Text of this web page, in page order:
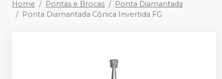
Home Pontas e Brocas
Ponta Diamantada
Ponta Diamantada Cônica Invertida FG